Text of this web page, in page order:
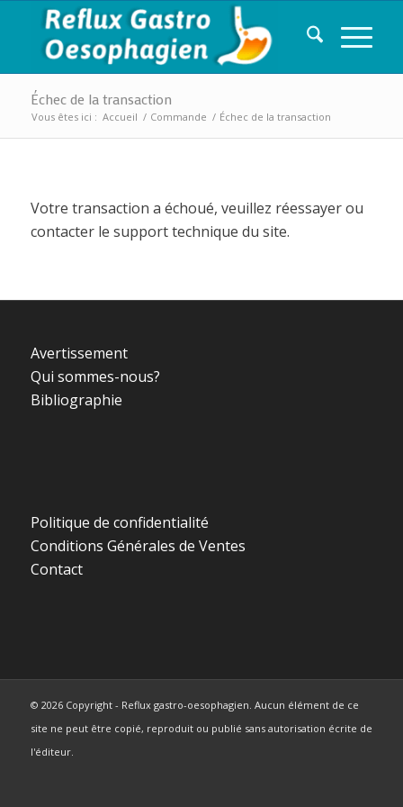
Échec de la transaction
Vous êtes ici : Accueil / Commande / Échec de la transaction
Votre transaction a échoué, veuillez réessayer ou
contacter le support technique du site.
Avertissement
Qui sommes-nous?
Bibliographie
Politique de confidentialité
Conditions Générales de Ventes
Contact
© 2026 Copyright - Reflux gastro-oesophagien. Aucun élément de ce
site ne peut être copié, reproduit ou publié sans autorisation écrite de
l'éditeur.